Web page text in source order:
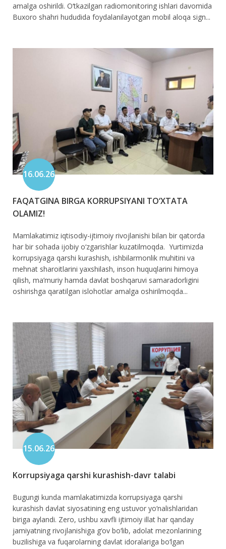
amalga oshirildi. O‘tkazilgan radiomonitoring ishlari davomida
Buxoro shahri hududida foydalanilayotgan mobil aloqa sign...
16.06.26
FAQATGINA BIRGA KORRUPSIYANI TO‘XTATA
OLAMIZ!
Mamlakatimiz iqtisodiy-ijtimoiy rivojlanishi bilan bir qatorda
har bir sohada ijobiy o‘zgarishlar kuzatilmoqda. Yurtimizda
korrupsiyaga qarshi kurashish, ishbilarmonlik muhitini va
mehnat sharoitlarini yaxshilash, inson huquqlarini himoya
qilish, ma’muriy hamda davlat boshqaruvi samaradorligini
oshirishga qaratilgan islohotlar amalga oshirilmoqda...
15.06.26
Korrupsiyaga qarshi kurashish-davr talabi
Bugungi kunda mamlakatimizda korrupsiyaga qarshi
kurashish davlat siyosatining eng ustuvor yo‘nalishlaridan
biriga aylandi. Zero, ushbu xavfli ijtimoiy illat har qanday
jamiyatning rivojlanishiga g‘ov bo‘lib, adolat mezonlarining
buzilishiga va fuqarolarning davlat idoralariga bo‘lgan